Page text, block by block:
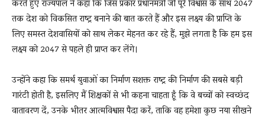
करते हुए राज्यपाल ने कहा कि जिस प्रकार प्रधानमंत्री जी पूरे विश्वास के साथ 2047
तक देश को विकसित राष्ट्र बनाने की बात करते हैं और इस लक्ष्य की प्राप्ति के
लिए समस्त देशवासियों को साथ लेकर मेहनत कर रहे हैं, मुझे लगता है कि हम इस
लक्ष्य को 2047 से पहले ही प्राप्त कर लेंगे।
उन्होंने कहा कि समर्थ युवाओं का निर्माण सशक्त राष्ट्र की निर्माण की सबसे बड़ी
गारंटी होती है, इसलिए मैं शिक्षकों से भी कहना चाहता हूँ कि वे बच्चों को स्वच्छंद
वातावरण दें, उनके भीतर आत्मविश्वास पैदा करें, ताकि वह हमेशा कुछ नया सीखने